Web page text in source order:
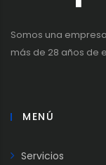
Somos una
más de 28 años de
MENÚ
Servicios